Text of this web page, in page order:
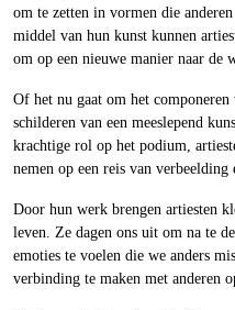
om te zetten in vormen die
middel van hun kunst kunnen
om op een nieuwe manier naar de
Of het nu gaat om het
schilderen van een meeslepend
krachtige rol op het podium,
nemen op een reis van
Door hun werk brengen artiesten
leven. Ze dagen ons uit om na te
emoties te voelen die we anders
verbinding te maken met anderen